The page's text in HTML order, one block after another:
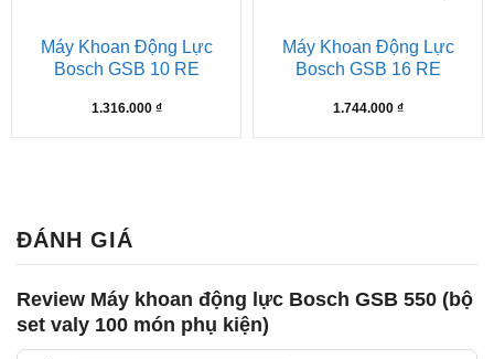
Máy Khoan Động Lực
Bosch GSB 10 RE
1.316.000 ₫
Máy Khoan Động Lực
Bosch GSB 16 RE
1.744.000 ₫
ĐÁNH GIÁ
Review Máy khoan động lực Bosch GSB 550 (bộ
set valy 100 món phụ kiện)